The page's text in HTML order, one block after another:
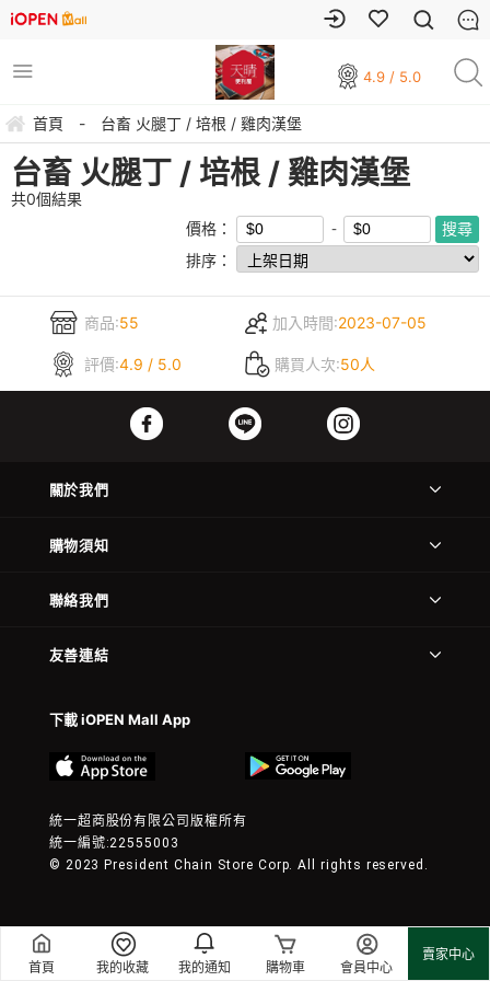
首頁 我的收藏 我的通知 購物車 會員中心
賣家中心
4.9 / 5.0
首頁 - 台畜 火腿丁 / 培根 / 雞肉漢堡
台畜 火腿丁 / 培根 / 雞肉漢堡
共0個結果
價格：
排序：
商品:55 加入時間:2023-07-05
評價:4.9 / 5.0 購買人次:50人
關於我們
購物須知
聯絡我們
友善連結
下載 iOPEN Mall App
統一超商股份有限公司版權所有
統一編號:22555003
© 2023 President Chain Store Corp. All rights reserved.